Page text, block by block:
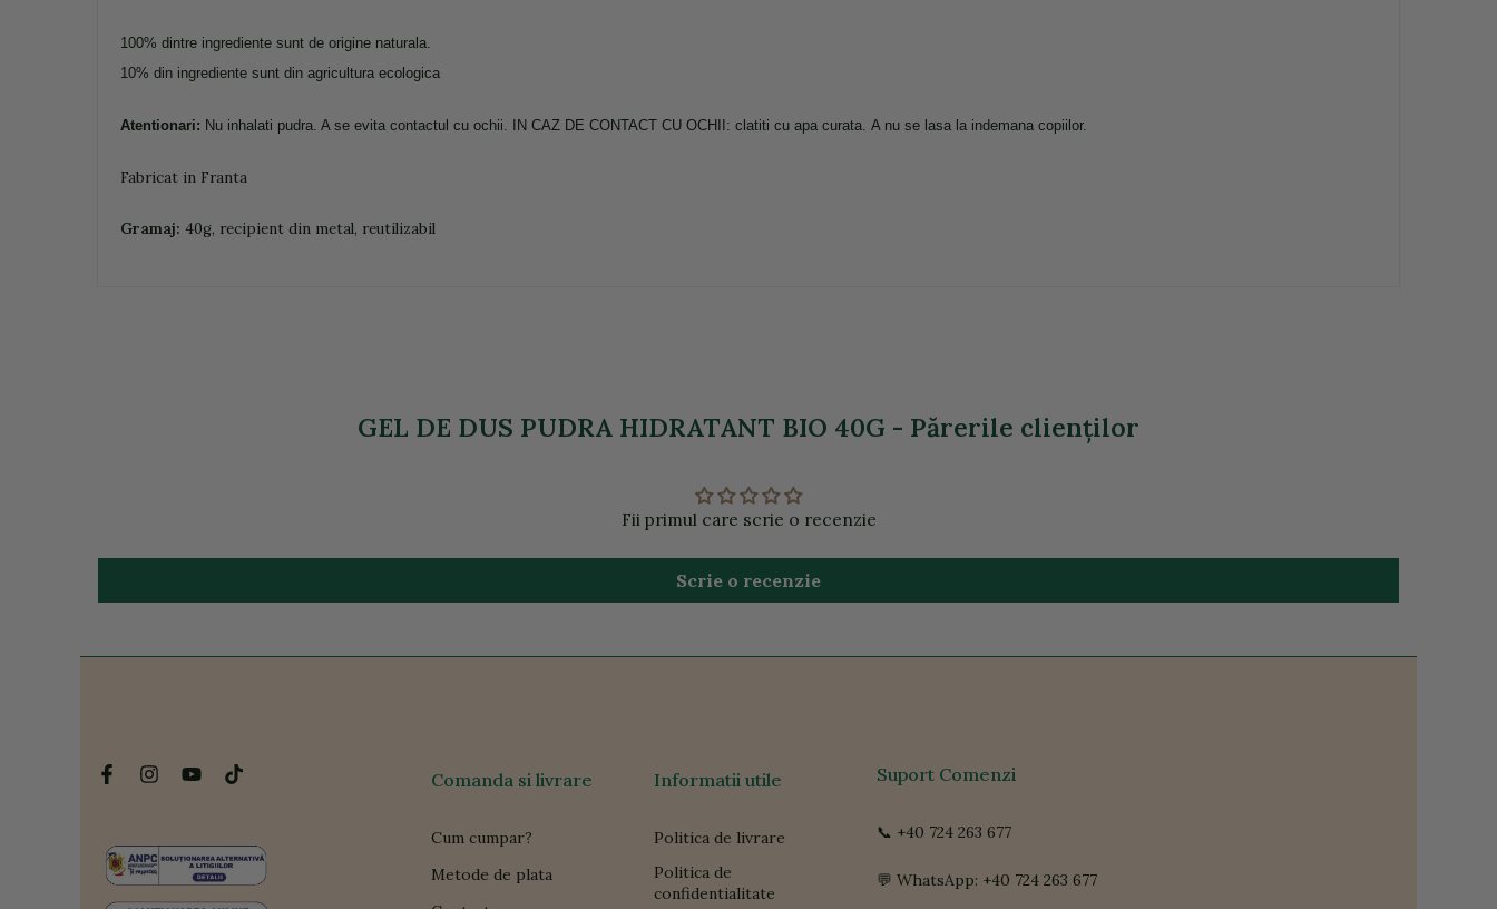
100% dintre ingrediente sunt de origine naturala.
10% din ingrediente sunt din agricultura ecologica
Atentionari: Nu inhalati pudra. A se evita contactul cu ochii. IN CAZ DE CONTACT CU OCHII: clatiti cu apa curata. A nu se lasa la indemana copiilor.
Fabricat in Franta
Gramaj: 40g, recipient din metal, reutilizabil
GEL DE DUS PUDRA HIDRATANT BIO 40G - Părerile clienţilor
Fii primul care scrie o recenzie
Scrie o recenzie
Comanda si livrare
Cum cumpar?
Metode de plata
Informatii utile
Politica de livrare
Politica de
confidentialitate
Suport Comenzi
📞 +40 724 263 677
💬 WhatsApp: +40 724 263 677